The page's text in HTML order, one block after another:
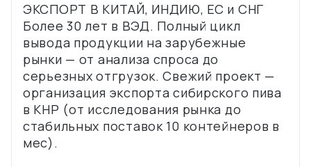
ЭКСПОРТ В КИТАЙ, ИНДИЮ, ЕС и СНГ
Более 30 лет в ВЭД. Полный цикл
вывода продукции на зарубежные
рынки — от анализа спроса до
серьезных отгрузок. Свежий проект —
организация экспорта сибирского пива
в КНР (от исследования рынка до
стабильных поставок 10 контейнеров в
мес).